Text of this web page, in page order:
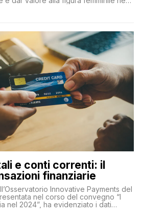
A lanciare un messaggio “forte e
e conti correnti: il
finanziarie
Innovative Payments del
nel corso del convegno “I
nel 2024”, ha evidenziato i dati
2024 relativamente alle